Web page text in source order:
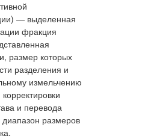
— выделенная
фракция
размер которых
разделения и
измельчению
и перевода
размеров